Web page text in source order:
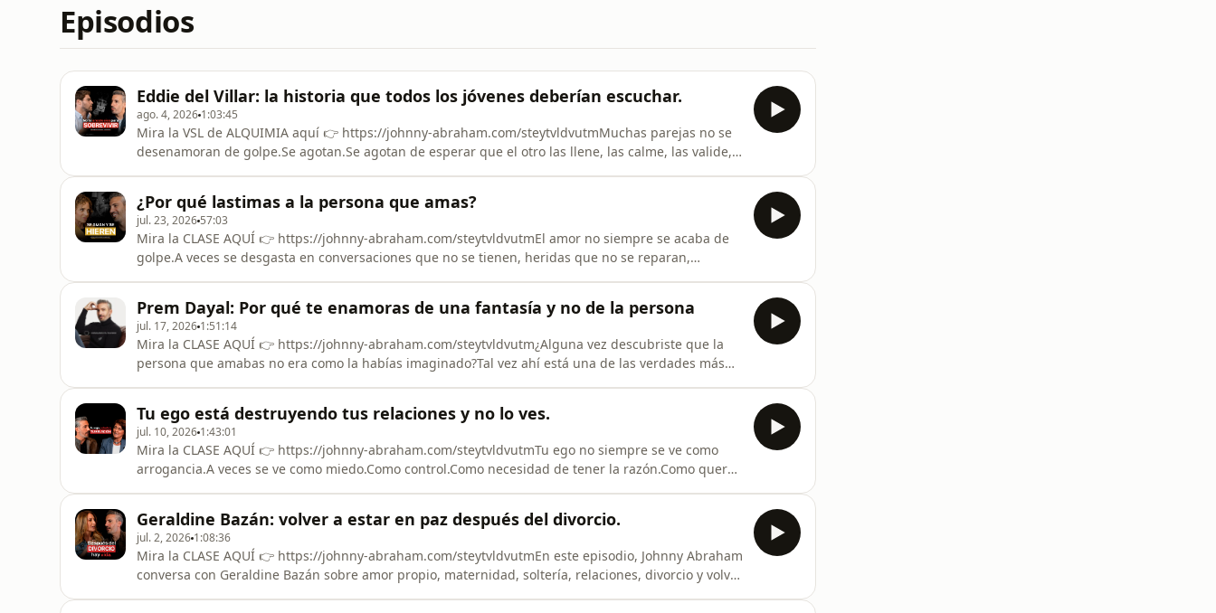
Episodios
Eddie del Villar: la historia que todos los jóvenes deberían escuchar.
ago. 4, 2026 1:03:45
Mira la VSL de ALQUIMIA aquí 👉 https://johnny-abraham.com/steytvldvutmMuchas parejas no se
desenamoran de golpe.Se agotan.Se agotan de esperar que el otro las llene, las calme, las valide,
duradero: dejar de abandonarte a t
¿Por qué lastimas a la persona que amas?
jul. 23, 2026 57:03
Mira la CLASE AQUÍ 👉 https://johnny-abraham.com/steytvldvutmEl amor no siempre se acaba de
golpe.A veces se desgasta en conversaciones que no se tienen, heridas que no se reparan,
sostienen una relación: curiosidad, em
Prem Dayal: Por qué te enamoras de una fantasía y no de la persona
jul. 17, 2026 1:51:14
Mira la CLASE AQUÍ 👉 https://johnny-abraham.com/steytvldvutm¿Alguna vez descubriste que la
persona que amabas no era como la habías imaginado?Tal vez ahí está una de las verdades más
Abraham conversa con Prem Dayal sobre el
Tu ego está destruyendo tus relaciones y no lo ves.
jul. 10, 2026 1:43:01
Mira la CLASE AQUÍ 👉 https://johnny-abraham.com/steytvldvutmTu ego no siempre se ve como
arrogancia.A veces se ve como miedo.Como control.Como necesidad de tener la razón.Como querer
merecimiento y por qué muchas
Geraldine Bazán: volver a estar en paz después del divorcio.
jul. 2, 2026 1:08:36
Mira la CLASE AQUÍ 👉 https://johnny-abraham.com/steytvldvutmEn este episodio, Johnny Abraham
conversa con Geraldine Bazán sobre amor propio, maternidad, soltería, relaciones, divorcio y volver